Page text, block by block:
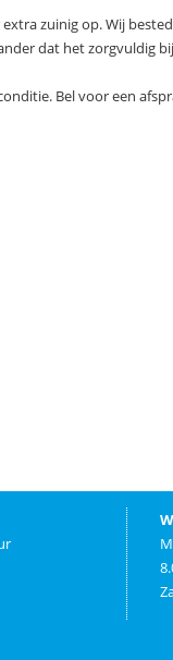
zuinig op. Wij
dat het zorgvuldig
Bel voor een